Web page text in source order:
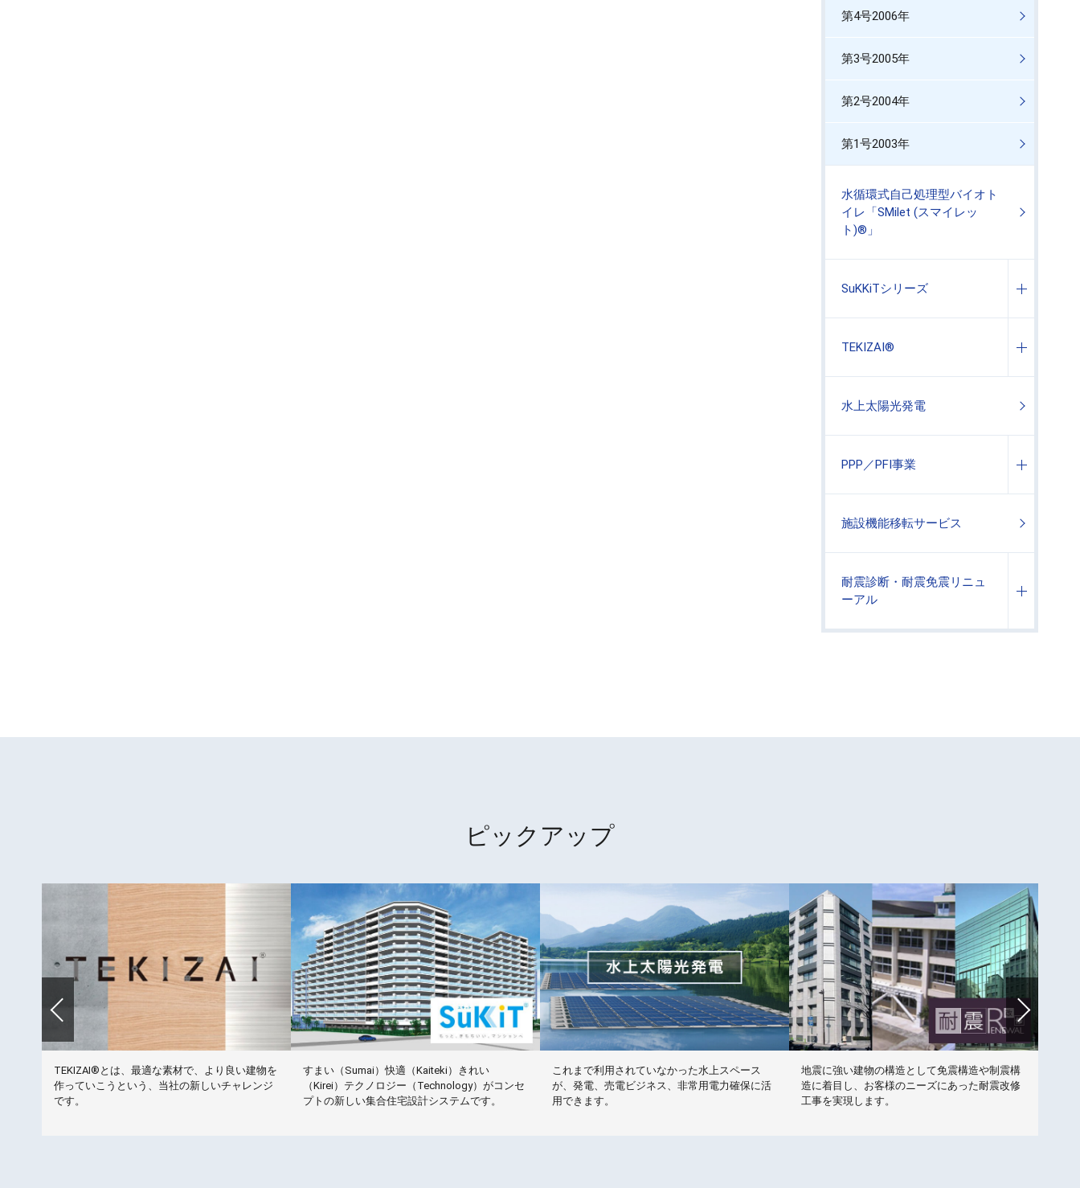
第4号2006年
第3号2005年
第2号2004年
第1号2003年
水循環式自己処理型バイオト
イレ「SMilet (スマイレッ
ト)®」
SuKKiTシリーズ
TEKIZAI®
水上太陽光発電
PPP／PFI事業
施設機能移転サービス
耐震診断・耐震免震リニュ
ーアル
ピックアップ
TEKIZAI®とは、最適な素材で、より良い建物を
作っていこうという、当社の新しいチャレンジ
です。
すまい（Sumai）快適（Kaiteki）きれい
（Kirei）テクノロジー（Technology）がコンセ
プトの新しい集合住宅設計システムです。
これまで利用されていなかった水上スペース
が、発電、売電ビジネス、非常用電力確保に活
用できます。
地震に強い建物の構造として免震構造や制震構
造に着目し、お客様のニーズにあった耐震改修
工事を実現します。